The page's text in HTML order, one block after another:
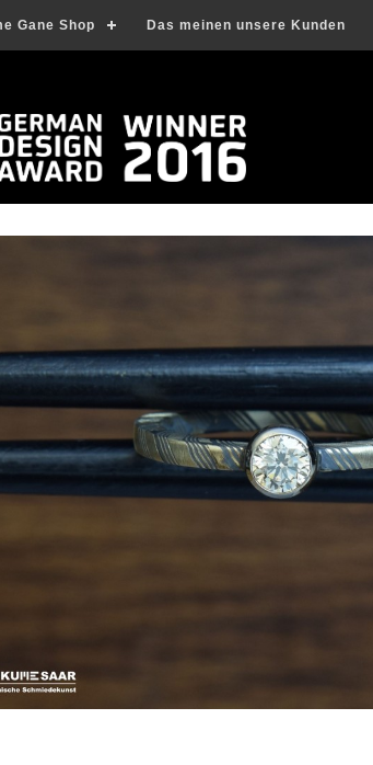
Gane Shop Das meinen unsere Kunden